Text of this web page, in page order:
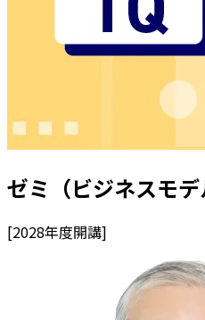
ゼミ（ビジネスモデ
[2028年度開講]